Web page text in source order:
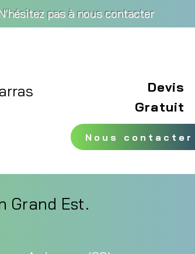
pas à nous contacter
Devis
Gratuit
Nous contacter
Grand Est.